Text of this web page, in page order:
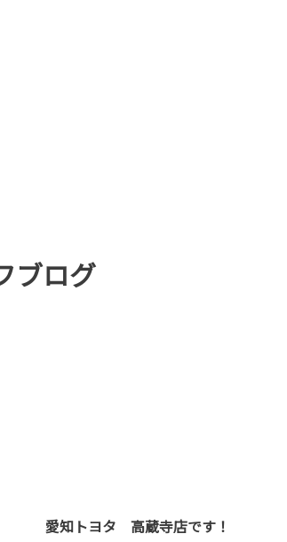
ブログ
愛知トヨタ 高蔵寺店です！